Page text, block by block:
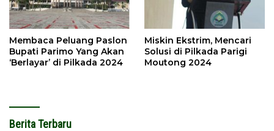
Membaca Peluang Paslon
Bupati Parimo Yang Akan
‘Berlayar’ di Pilkada 2024
Miskin Ekstrim, Mencari
Solusi di Pilkada Parigi
Moutong 2024
Berita Terbaru